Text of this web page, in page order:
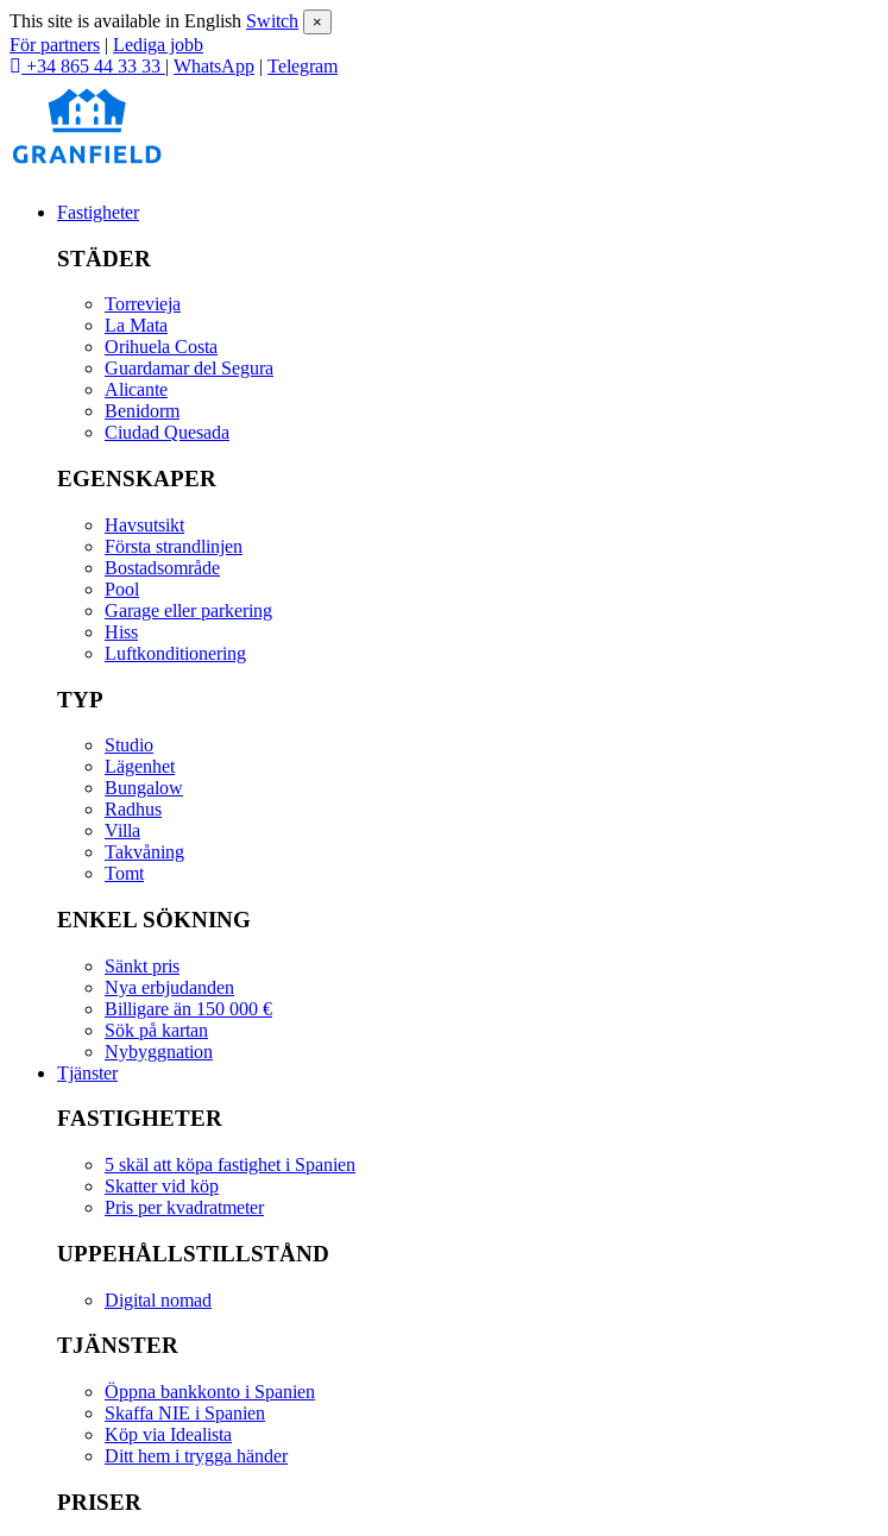
This site is available in English Switch ×
För partners | Lediga jobb
+34 865 44 33 33 | WhatsApp | Telegram
Fastigheter
STÄDER
Torrevieja
La Mata
Orihuela Costa
Guardamar del Segura
Alicante
Benidorm
Ciudad Quesada
EGENSKAPER
Havsutsikt
Första strandlinjen
Bostadsområde
Pool
Garage eller parkering
Hiss
Luftkonditionering
TYP
Studio
Lägenhet
Bungalow
Radhus
Villa
Takvåning
Tomt
ENKEL SÖKNING
Sänkt pris
Nya erbjudanden
Billigare än 150 000 €
Sök på kartan
Nybyggnation
Tjänster
FASTIGHETER
5 skäl att köpa fastighet i Spanien
Skatter vid köp
Pris per kvadratmeter
UPPEHÅLLSTILLSTÅND
Digital nomad
TJÄNSTER
Öppna bankkonto i Spanien
Skaffa NIE i Spanien
Köp via Idealista
Ditt hem i trygga händer
PRISER